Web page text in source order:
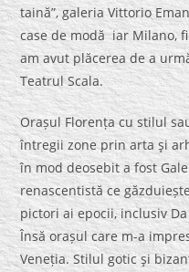
taină”, galeria Vittorio
case de modă iar Milano,
am avut plăcerea de a
Teatrul Scala.
Orașul Florența cu stilul
întregii zone prin arta şi
în mod deosebit a fost
renascentistă ce
pictori ai epocii, inclusiv
Însă orașul care m-a
Veneția. Stilul gotic şi